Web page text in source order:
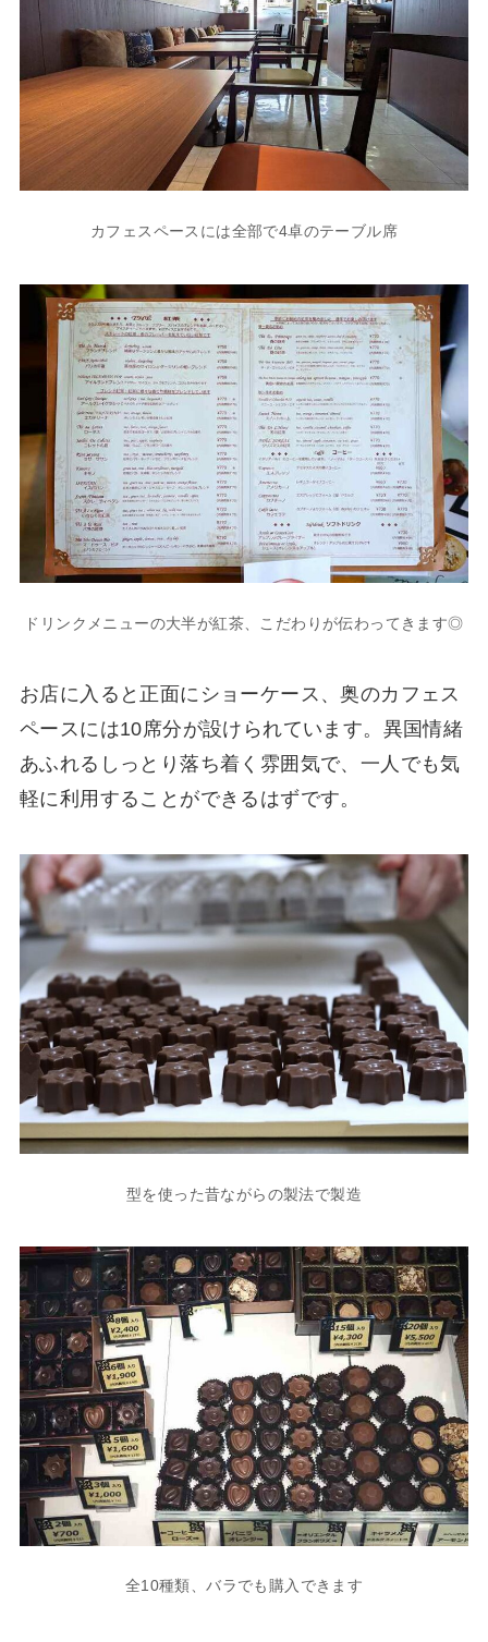
カフェスペースには全部で4卓のテーブル席
ドリンクメニューの大半が紅茶、こだわりが伝わってきます◎
お店に入ると正面にショーケース、奥のカフェス
ペースには10席分が設けられています。異国情緒
あふれるしっとり落ち着く雰囲気で、一人でも気
軽に利用することができるはずです。
型を使った昔ながらの製法で製造
全10種類、バラでも購入できます